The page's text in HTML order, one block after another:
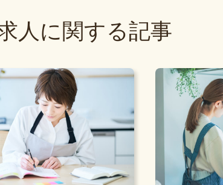
人に関する記事